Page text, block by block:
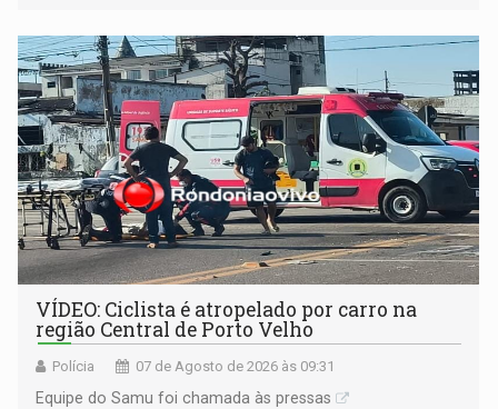
apreendido quando já estava dentro da sede da entidade
— em pleno ano eleitoral em Rondônia
VÍDEO: Ciclista é atropelado por carro na
região Central de Porto Velho
Polícia 07 de Agosto de 2026 às 09:31
Equipe do Samu foi chamada às pressas